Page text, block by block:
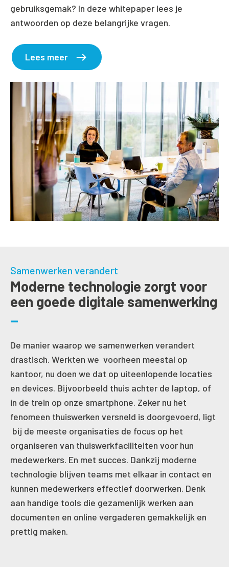
gebruiksgemak? In deze whitepaper lees je
antwoorden op deze belangrijke vragen.
Lees meer
Samenwerken verandert
Moderne technologie zorgt voor
een goede digitale samenwerking
De manier waarop we samenwerken verandert
drastisch. Werkten we voorheen meestal op
kantoor, nu doen we dat op uiteenlopende locaties
en devices. Bijvoorbeeld thuis achter de laptop, of
in de trein op onze smartphone. Zeker nu het
fenomeen thuiswerken versneld is doorgevoerd, ligt
bij de meeste organisaties de focus op het
organiseren van thuiswerkfaciliteiten voor hun
medewerkers. En met succes. Dankzij moderne
technologie blijven teams met elkaar in contact en
kunnen medewerkers effectief doorwerken. Denk
aan handige tools die gezamenlijk werken aan
documenten en online vergaderen gemakkelijk en
prettig maken.